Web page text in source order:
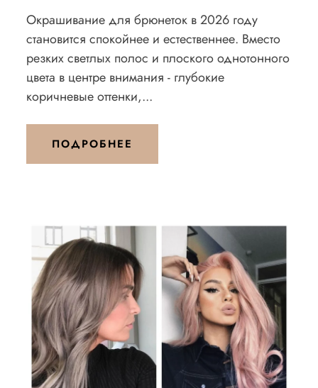
Окрашивание для брюнеток в 2026 году
становится спокойнее и естественнее. Вместо
резких светлых полос и плоского однотонного
цвета в центре внимания - глубокие
коричневые оттенки,...
ПОДРОБНЕЕ